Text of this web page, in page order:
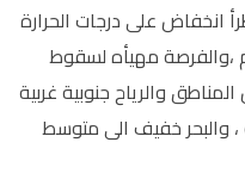
انخفاض على درجات الحرارة
،والفرصة مهيأه لسقوط
والرياح جنوبية غربية
، والبحر خفيف الى متوسط